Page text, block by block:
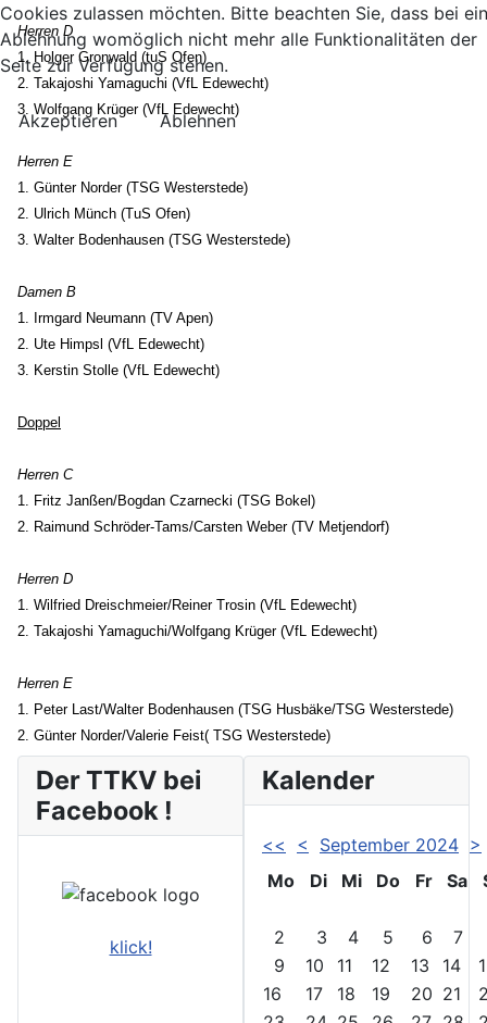
Herren D
1. Holger Gronwald (tuS Ofen)
2. Takajoshi Yamaguchi (VfL Edewecht)
3. Wolfgang Krüger (VfL Edewecht)
Herren E
1. Günter Norder (TSG Westerstede)
2. Ulrich Münch (TuS Ofen)
3. Walter Bodenhausen (TSG Westerstede)
Damen B
1. Irmgard Neumann (TV Apen)
2. Ute Himpsl (VfL Edewecht)
3. Kerstin Stolle (VfL Edewecht)
Doppel
Herren C
1. Fritz Janßen/Bogdan Czarnecki (TSG Bokel)
2. Raimund Schröder-Tams/Carsten Weber (TV Metjendorf)
Herren D
1. Wilfried Dreischmeier/Reiner Trosin (VfL Edewecht)
2. Takajoshi Yamaguchi/Wolfgang Krüger (VfL Edewecht)
Herren E
1. Peter Last/Walter Bodenhausen (TSG Husbäke/TSG Westerstede)
2. Günter Norder/Valerie Feist( TSG Westerstede)
Der TTKV bei
Facebook !
klick!
Kalender
<< < September 2024 >
Mo
Di Mi Do Fr Sa
2
3 4 5 6 7
9
10 11 12 13 14
16
17 18 19 20 21
Cookies zulassen möchten. Bitte beachten Sie, dass bei
Ablehnung womöglich nicht mehr alle Funktionalitäten der
Seite zur Verfügung stehen.
Akzeptieren Ablehnen